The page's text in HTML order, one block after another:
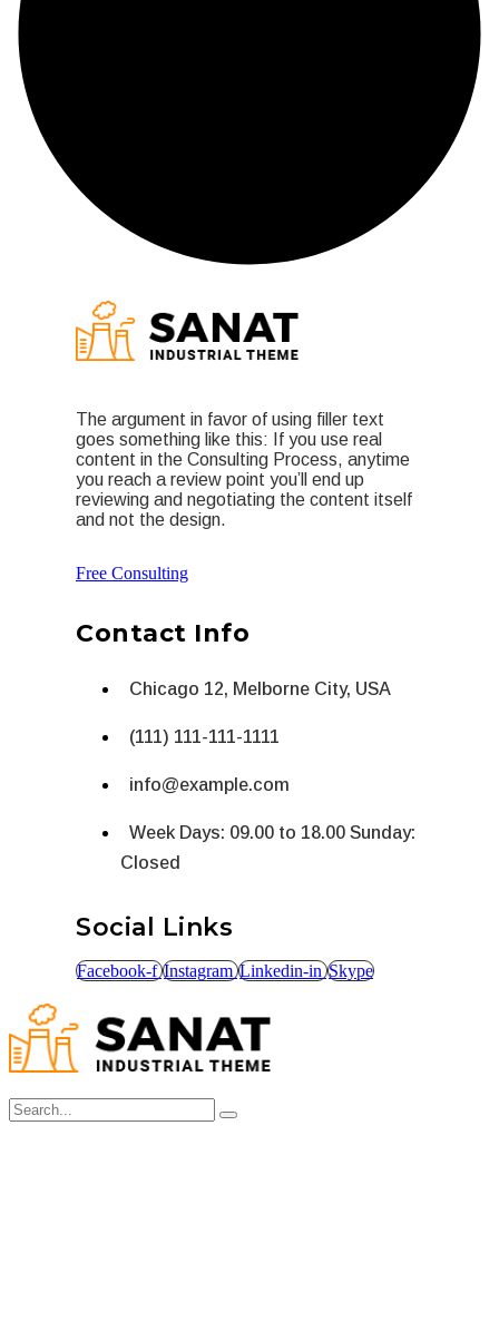
The argument in favor of using filler text
goes something like this: If you use real
content in the Consulting Process, anytime
you reach a review point you’ll end up
reviewing and negotiating the content itself
and not the design.
Free Consulting
Contact Info
Chicago 12, Melborne City, USA
(111) 111-111-1111
info@example.com
Week Days: 09.00 to 18.00 Sunday:
Closed
Social Links
Facebook-f Instagram Linkedin-in Skype